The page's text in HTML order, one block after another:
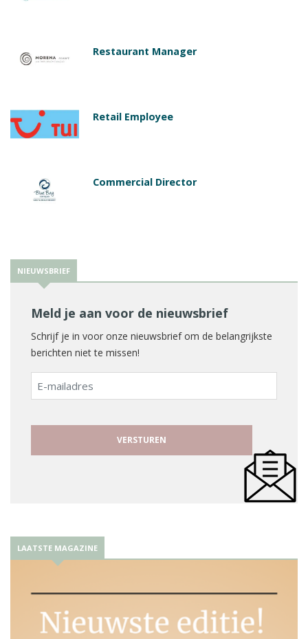
Restaurant Manager
Retail Employee
Commercial Director
NIEUWSBRIEF
Meld je aan voor de nieuwsbrief
Schrijf je in voor onze nieuwsbrief om de belangrijkste
berichten niet te missen!
E-
mailadres
LAATSTE MAGAZINE